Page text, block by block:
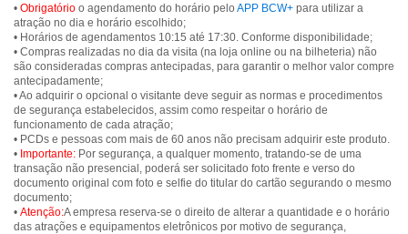
• Obrigatório o agendamento do horário pelo APP BCW+ para utilizar a
atração no dia e horário escolhido;
• Horários de agendamentos 10:15 até 17:30. Conforme disponibilidade;
• Compras realizadas no dia da visita (na loja online ou na bilheteria) não
são consideradas compras antecipadas, para garantir o melhor valor compre
antecipadamente;
• Ao adquirir o opcional o visitante deve seguir as normas e procedimentos
de segurança estabelecidos, assim como respeitar o horário de
funcionamento de cada atração;
• PCDs e pessoas com mais de 60 anos não precisam adquirir este produto.
• Importante: Por segurança, a qualquer momento, tratando-se de uma
transação não presencial, poderá ser solicitado foto frente e verso do
documento original com foto e selfie do titular do cartão segurando o mesmo
documento;
• Atenção:A empresa reserva-se o direito de alterar a quantidade e o horário
das atrações e equipamentos eletrônicos por motivo de segurança,